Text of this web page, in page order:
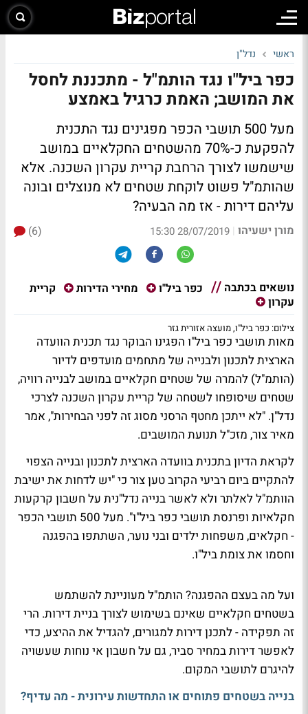
ראשי נדל"ן
כפר ביל"ו נגד הותמ"ל - מתכננת לחסל
את המושב; האמת כרגיל באמצע
מעל 500 תושבי הכפר מפגינים נגד התכנית
להפקעת כ-70% מהשטחים החקלאיים במושב
שישמשו לצורך הרחבת קריית עקרון השכנה. אלא
שהותמ"ל פשוט לוקחת שטחים לא מנוצלים ובונה
עליהם דירות - אז מה הבעיה?
מורן ישעיהו |
28/07/2019 15:30
(6)
נושאים בכתבה כפר ביל"ו מחירי הדירות
קריית
עקרון
צילום: כפר ביל"ו, מועצה אזורית גזר
מאות תושבי כפר ביל"ו הפגינו הבוקר נגד תכנית הוועדה
הארצית לתכנון ולבנייה של מתחמים מועדפים לדיור
(הותמ"ל) להמרה של שטחים חקלאיים במושב לבנייה רוויה,
שטחים שיסופחו לשטחה של קריית עקרון השכנה לצרכי
נדל"ן. "לא ייתכן מחטף הרסני מסוג זה לפני הבחירות", אמר ​
מאיר צור, מזכ"ל תנועת המושבים.
לקראת הדיון בתכנית בוועדה הארצית לתכנון ובנייה הצפוי
להתקיים ​ביום רביעי הקרוב טען צור כי "יש לדחות את ישיבת
הוותמ"ל לאלתר ולא לאשר בנייה נדל"נית על חשבון קרקעות
חקלאיות ופרנסת תושבי כפר ביל"ו". מעל 500 תושבי הכפר
- חקלאים, משפחות ילדים ובני נוער, השתתפו בהפגנה
וחסמו את צומת ביל"ו.
ועל מה בעצם ההפגנה? הותמ"ל מעוניינת להשתמש
בשטחים חקלאיים שאינם בשימוש לצורך בניית דירות. הרי
זה תפקידה - לתכנן דירות למגורים, להגדיל את ההיצע, כדי
לאפשר דירות במחיר סביר, גם על חשבון אי נוחות שעשויה
להיגרם לתושבי המקום.
בנייה בשטחים פתוחים או התחדשות עירונית - מה עדיף?